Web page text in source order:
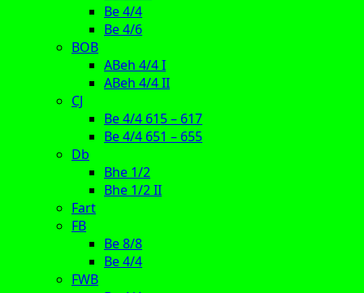
Be 4/4
Be 4/6
BOB
ABeh 4/4 I
ABeh 4/4 II
CJ
Be 4/4 615 – 617
Be 4/4 651 – 655
Db
Bhe 1/2
Bhe 1/2 II
Fart
FB
Be 8/8
Be 4/4
FWB